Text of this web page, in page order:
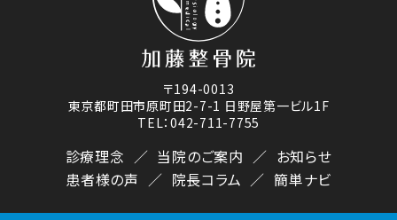
〒194-0013
東京都町田市原町田2-7-1 日野屋第一ビル1F
TEL：042-711-7755
診療理念 当院のご案内
お知らせ
患者様の声
院長コラム 簡単ナビ